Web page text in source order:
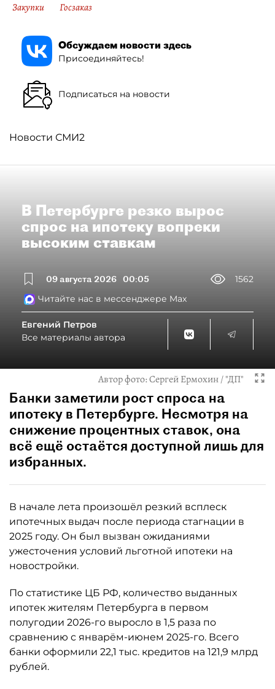
Закупки
Госзаказ
Обсуждаем новости здесь
Присоединяйтесь!
Подписаться на новости
Новости СМИ2
В Петербурге резко вырос
спрос на ипотеку вопреки
высоким ставкам
09 августа 2026 00:05
1562
Читайте нас в мессенджере Max
Евгений Петров
Все материалы автора
Автор фото:Сергей Ермохин / "ДП"
Банки заметили рост спроса на
ипотеку в Петербурге. Несмотря на
снижение процентных ставок, она
всё ещё остаётся доступной лишь для
избранных.
В начале лета произошёл резкий всплеск
ипотечных выдач после периода стагнации в
2025 году. Он был вызван ожиданиями
ужесточения условий льготной ипотеки на
новостройки.
По статистике ЦБ РФ, количество выданных
ипотек жителям Петербурга в первом
полугодии 2026-го выросло в 1,5 раза по
сравнению с январём-июнем 2025-го. Всего
банки оформили 22,1 тыс. кредитов на 121,9 млрд
рублей.